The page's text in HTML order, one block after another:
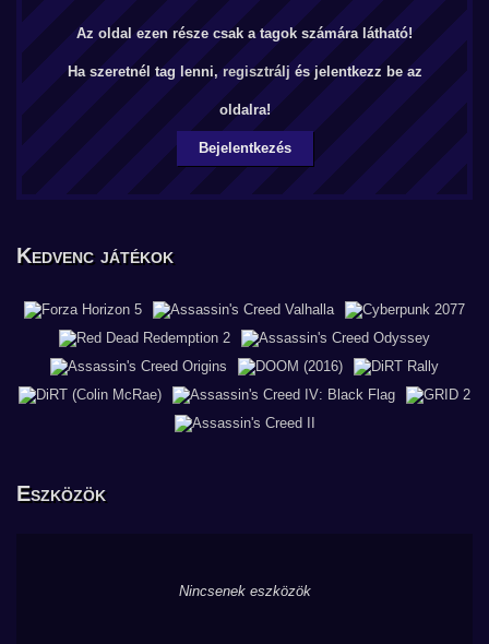
Az oldal ezen része csak a tagok számára látható!
Ha szeretnél tag lenni, regisztrálj és jelentkezz be az
oldalra!
Bejelentkezés
Kedvenc játékok
Eszközök
Nincsenek eszközök